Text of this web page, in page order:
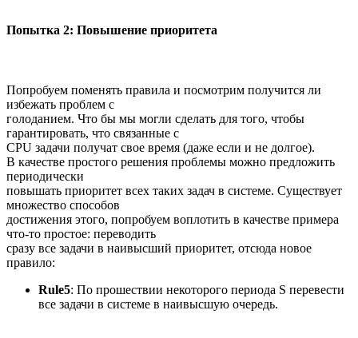
Попытка 2: Повышение приоритета
Попробуем поменять правила и посмотрим получится ли
избежать проблем с
голоданием. Что бы мы могли сделать для того, чтобы
гарантировать, что связанные с
CPU задачи получат свое время (даже если и не долгое).
В качестве простого решения проблемы можно предложить
периодически
повышать приоритет всех таких задач в системе. Существует
множество способов
достижения этого, попробуем воплотить в качестве примера
что-то простое: переводить
сразу все задачи в наивысший приоритет, отсюда новое
правило:
Rule5: По прошествии некоторого периода S перевести
все задачи в системе в наивысшую очередь.